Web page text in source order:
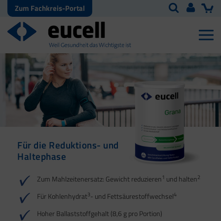
Zum Fachkreis-Portal
Für die Reduktions- und
Haltephase
Zum Mahlzeitenersatz: Gewicht reduzieren1 und halten2
Für Kohlenhydrat3- und Fettsäurestoffwechsel4
Hoher Ballaststoffgehalt (8,6 g pro Portion)
Für die Reduktions- und
Haltephase
1 2
3
4